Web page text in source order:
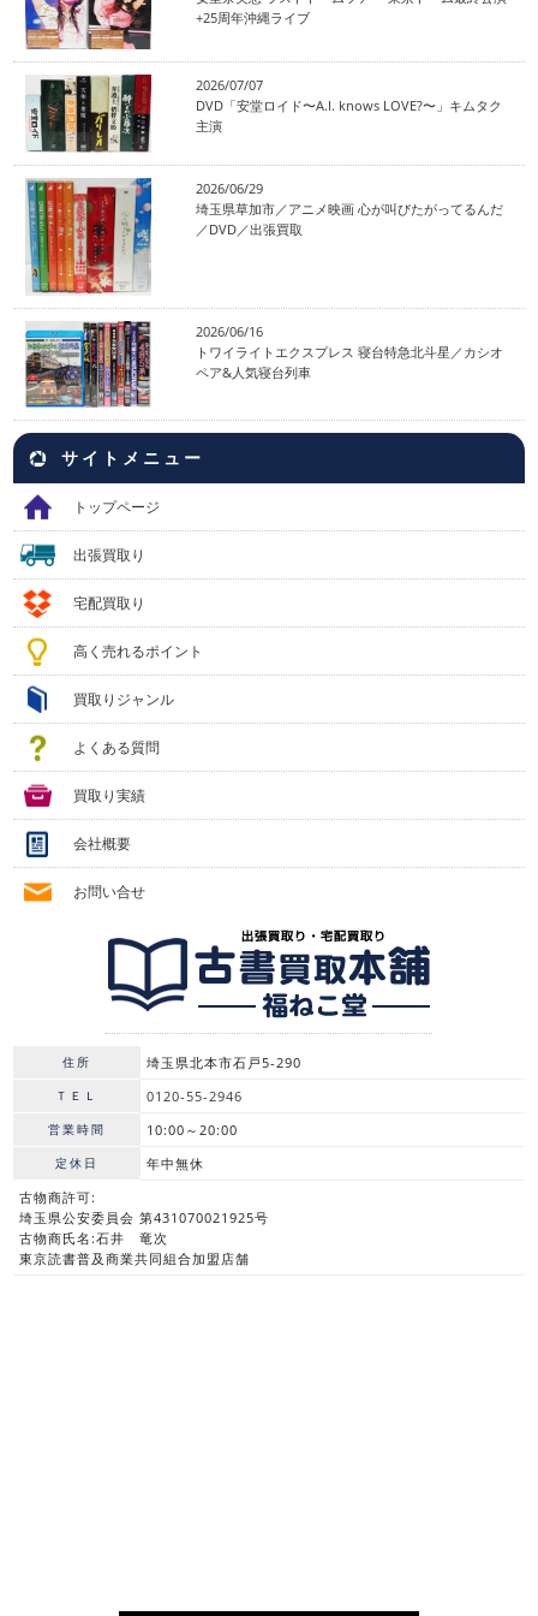
+25周年沖縄ライブ
2026/07/07
DVD「安堂ロイド〜A.I. knows LOVE?〜」キムタク
主演
2026/06/29
埼玉県草加市／アニメ映画 心が叫びたがってるんだ
／DVD／出張買取
2026/06/16
トワイライトエクスプレス 寝台特急北斗星／カシオ
ペア&人気寝台列車
サイトメニュー
トップページ
出張買取り
宅配買取り
高く売れるポイント
買取りジャンル
よくある質問
買取り実績
会社概要
お問い合せ
住所 埼玉県北本市石戸5-290
ＴＥＬ 0120-55-2946
営業時間 10:00～20:00
定休日
年中無休
古物商許可:
埼玉県公安委員会 第431070021925号
古物商氏名:石井 竜次
東京読書普及商業共同組合加盟店舗